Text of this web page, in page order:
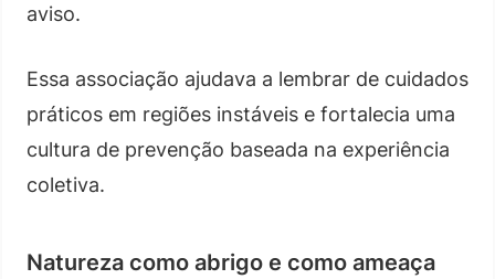
aviso.
Essa associação ajudava a lembrar de cuidados
práticos em regiões instáveis e fortalecia uma
cultura de prevenção baseada na experiência
coletiva.
Natureza como abrigo e como ameaça